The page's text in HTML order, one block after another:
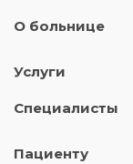
О больнице
Услуги
Специалисты
Пациенту